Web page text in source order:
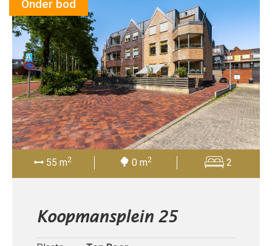
55 m2 0 m2 2
Koopmansplein 25
Onder bod